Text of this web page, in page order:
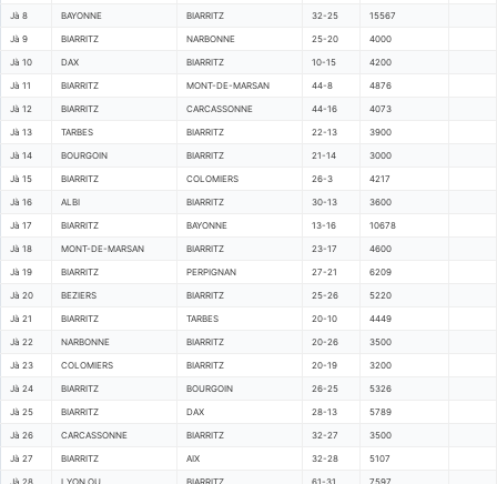
Jà 8 BAYONNE BIARRITZ 32-25 15567
Jà 9 BIARRITZ NARBONNE 25-20 4000
Jà 10 DAX BIARRITZ 10-15 4200
Jà 11 BIARRITZ MONT-DE-MARSAN 44-8 4876
Jà 12 BIARRITZ CARCASSONNE 44-16 4073
Jà 13 TARBES BIARRITZ 22-13 3900
Jà 14 BOURGOIN BIARRITZ 21-14 3000
Jà 15 BIARRITZ COLOMIERS 26-3 4217
Jà 16 ALBI BIARRITZ 30-13 3600
Jà 17 BIARRITZ BAYONNE 13-16 10678
Jà 18 MONT-DE-MARSAN BIARRITZ 23-17 4600
Jà 19 BIARRITZ PERPIGNAN 27-21 6209
Jà 20 BEZIERS BIARRITZ 25-26 5220
Jà 21 BIARRITZ TARBES 20-10 4449
Jà 22 NARBONNE BIARRITZ 20-26 3500
Jà 23 COLOMIERS BIARRITZ 20-19 3200
Jà 24 BIARRITZ BOURGOIN 26-25 5326
Jà 25 BIARRITZ DAX 28-13 5789
Jà 26 CARCASSONNE BIARRITZ 32-27 3500
Jà 27 BIARRITZ AIX 32-28 5107
Jà 28 LYON OU BIARRITZ 61-31 7597